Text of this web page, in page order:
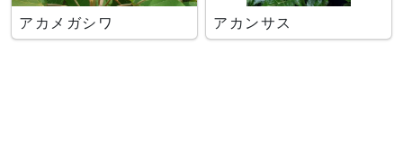
アカメガシワ アカンサス